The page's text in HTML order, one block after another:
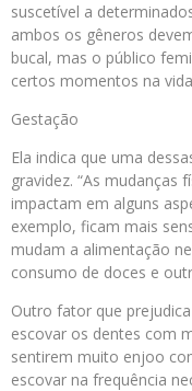
suscetível a
ambos os gêneros
bucal, mas o público
certos momentos na
Gestação
Ela indica que uma
gravidez. “As mudanças
impactam em alguns
exemplo, ficam mais
mudam a alimentação
consumo de doces e
Outro fator que
escovar os dentes com
sentirem muito enjoo
escovar na frequência